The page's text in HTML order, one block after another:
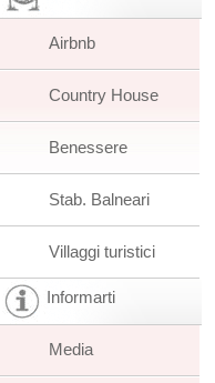
Airbnb
Country House
Benessere
Stab. Balneari
Villaggi turistici
Informarti
Media